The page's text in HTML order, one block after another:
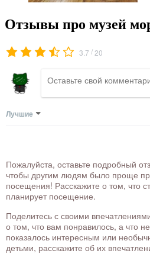
Отзывы про музей
3.7 /20
Лучшие
Пожалуйста, оставьте подробный
чтобы другим людям было проще
посещения! Расскажите о том, что
планирует посещение.
Поделитесь с своими
о том, что вам понравилось, а что
показалось интересным или
детьми, расскажите об их